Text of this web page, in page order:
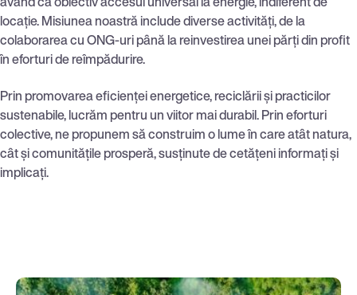
locație. Misiunea noastră include diverse activități, de la
colaborarea cu ONG-uri până la reinvestirea unei părți din profit
în eforturi de reîmpădurire.
Prin promovarea eficienței energetice, reciclării și practicilor
sustenabile, lucrăm pentru un viitor mai durabil. Prin eforturi
colective, ne propunem să construim o lume în care atât natura,
cât și comunitățile prosperă, susținute de cetățeni informați și
implicați.